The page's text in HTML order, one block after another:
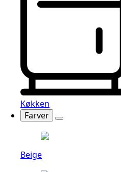
Køkken
Farver
Beige